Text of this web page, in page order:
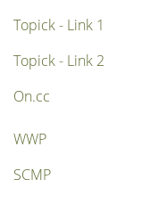
Topick - Link 1
Topick - Link 2
On.cc
WWP
SCMP